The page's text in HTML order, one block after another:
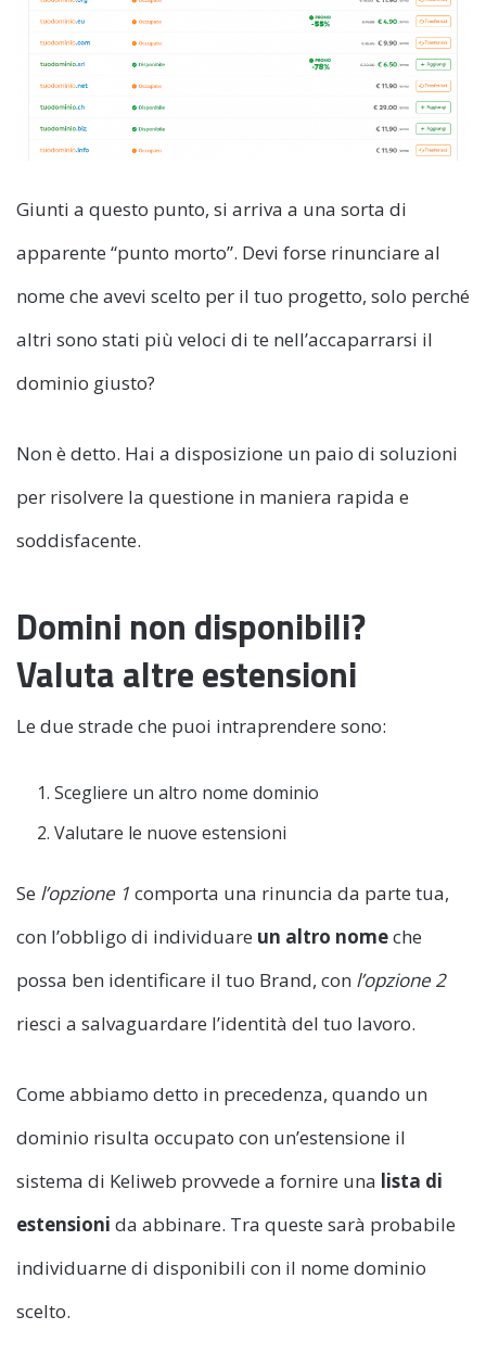
Giunti a questo punto, si arriva a una sorta di
apparente “punto morto”. Devi forse rinunciare al
nome che avevi scelto per il tuo progetto, solo perché
altri sono stati più veloci di te nell’accaparrarsi il
dominio giusto?
Non è detto. Hai a disposizione un paio di soluzioni
per risolvere la questione in maniera rapida e
soddisfacente.
Domini non disponibili?
Valuta altre estensioni
Le due strade che puoi intraprendere sono:
Scegliere un altro nome dominio
Valutare le nuove estensioni
Se l’opzione 1 comporta una rinuncia da parte tua,
con l’obbligo di individuare un altro nomeche
possa ben identificare il tuo Brand, con l’opzione 2
riesci a salvaguardare l’identità del tuo lavoro.
Come abbiamo detto in precedenza, quando un
dominio risulta occupato con un’estensione il
sistema di Keliweb provvede a fornire una lista di
estensioni da abbinare. Tra queste sarà probabile
individuarne di disponibili con il nome dominio
scelto.